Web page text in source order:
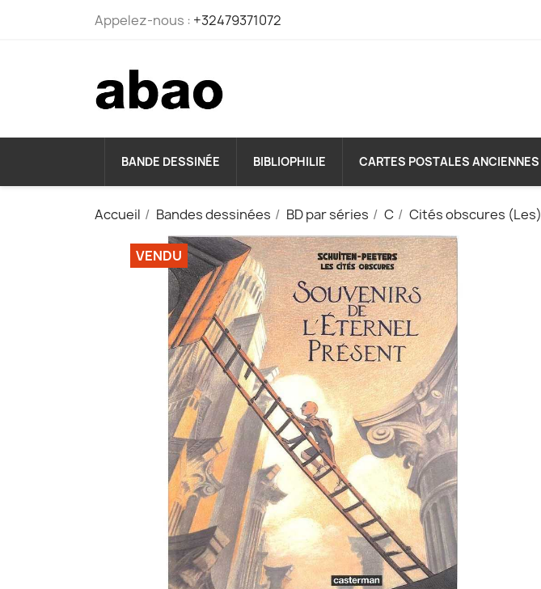
Appelez-nous : +32479371072
BANDE DESSINÉE BIBLIOPHILIE CARTES POSTALES ANCIENNES
Accueil Bandes dessinées BD par séries C Cités obscures (Les)
VENDU